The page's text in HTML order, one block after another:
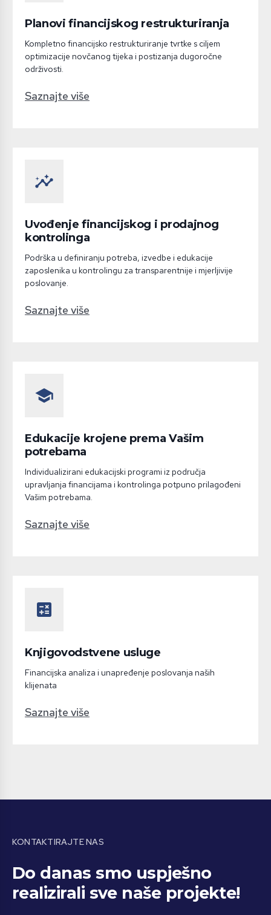
Planovi financijskog restrukturiranja
Kompletno financijsko restrukturiranje tvrtke s ciljem
optimizacije novčanog tijeka i postizanja dugoročne
održivosti.
Saznajte više
insights
Uvođenje financijskog i prodajnog
kontrolinga
Podrška u definiranju potreba, izvedbe i edukacije
zaposlenika u kontrolingu za transparentnije i mjerljivije
poslovanje.
Saznajte više
school
Edukacije krojene prema Vašim
potrebama
Individualizirani edukacijski programi iz područja
upravljanja financijama i kontrolinga potpuno prilagođeni
Vašim potrebama.
Saznajte više
calculate
Knjigovodstvene usluge
Financijska analiza i unapređenje poslovanja naših
klijenata
Saznajte više
KONTAKTIRAJTE NAS
Do danas smo uspješno
realizirali sve naše projekte!